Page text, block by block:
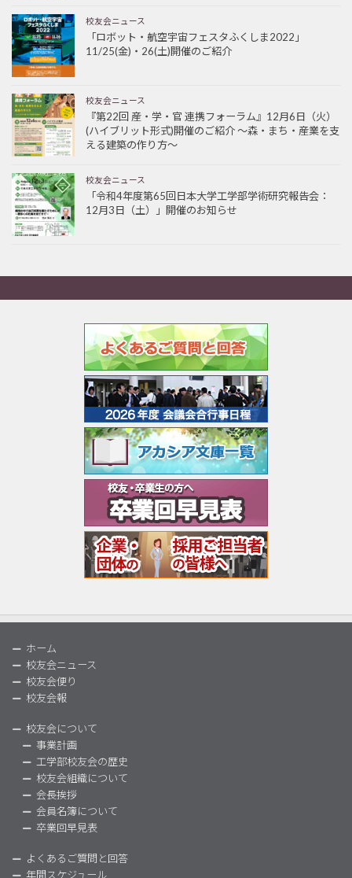
校友会ニュース
「ロボット・航空宇宙フェスタふくしま2022」
11/25(金)・26(土)開催のご紹介
校友会ニュース
『第22回 産・学・官 連携フォーラム』12月6日（火）
(ハイブリット形式)開催のご紹介 ～森・まち・産業を支
える建築の作り方～
校友会ニュース
「令和4年度第65回日本大学工学部学術研究報告会：
12月3日（土）」開催のお知らせ
ホーム
校友会ニュース
校友会便り
校友会報
校友会について
事業計画
工学部校友会の歴史
校友会組織について
会長挨拶
会員名簿について
卒業回早見表
よくあるご質問と回答
年間スケジュール